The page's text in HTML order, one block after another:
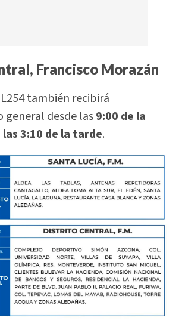
Francisco Morazán
también recibirá
desde las9:00 de la
3:10 de la tarde.